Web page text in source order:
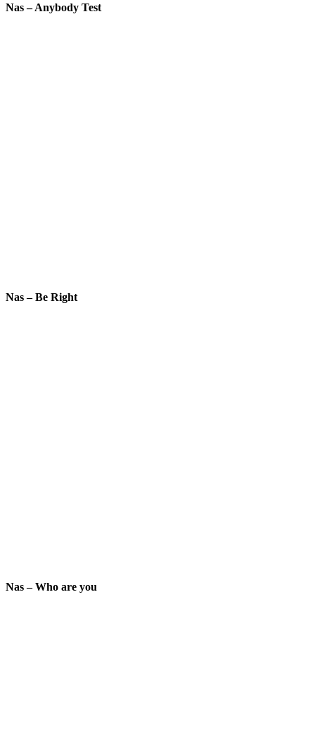
Nas – Anybody Test
Nas – Be Right
Nas – Who are you